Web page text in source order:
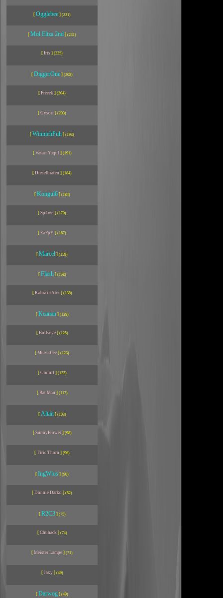
[ Ogglebee ] (231)
[ Mol Eliza 2nd ] (231)
[ Iris ] (225)
[ DiggerOne ] (208)
[ Freeek ] (204)
[ Gysori ] (203)
[ WinniehPuh ] (193)
[ Vatari Yaqul ] (191)
[ Dieselbraten ] (184)
[ Kongul6] (184)
[ Sp4wn ] (170)
[ ZaPpY ] (167)
[ Marcel ] (159)
[ Flash] (158)
[ Kabraxa Ater] (138)
[ Keanan] (138)
[ Bullseye] (125)
[ MuessLee ] (123)
[ Godulf] (122)
[ Bat Man ] (117)
[ Altait] (103)
[ SunnyFlower] (98)
[ Tiric Thorn ] (96)
[ IngWios ] (90)
[ Donnie Darko ] (82)
[ R2C3] (75)
[ Chuback] (74)
[ Meister Lampe ] (71)
[ Jaxy] (49)
[ Darwog ] (49)